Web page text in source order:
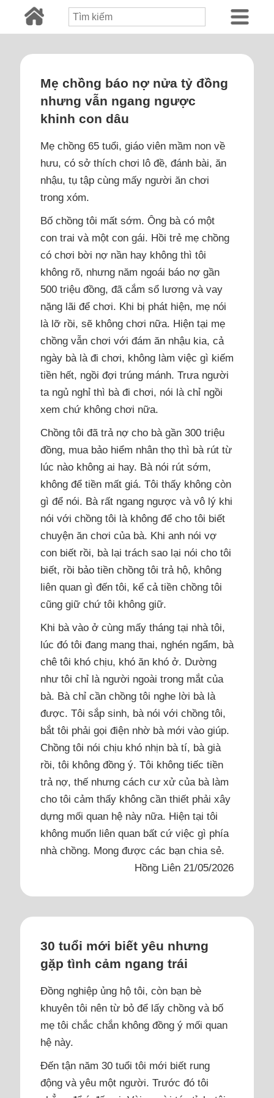
Mẹ chồng báo nợ nửa tỷ đồng
nhưng vẫn ngang ngược
khinh con dâu
Mẹ chồng 65 tuổi, giáo viên mầm non về
hưu, có sở thích chơi lô đề, đánh bài, ăn
nhậu, tụ tập cùng mấy người ăn chơi
trong xóm.
Bố chồng tôi mất sớm. Ông bà có một
con trai và một con gái. Hồi trẻ mẹ chồng
có chơi bời nợ nần hay không thì tôi
không rõ, nhưng năm ngoái báo nợ gần
500 triệu đồng, đã cắm sổ lương và vay
nặng lãi để chơi. Khi bị phát hiện, mẹ nói
là lỡ rồi, sẽ không chơi nữa. Hiện tại mẹ
chồng vẫn chơi với đám ăn nhậu kia, cả
ngày bà là đi chơi, không làm việc gì kiếm
tiền hết, ngồi đợi trúng mánh. Trưa người
ta ngủ nghỉ thì bà đi chơi, nói là chỉ ngồi
xem chứ không chơi nữa.
Chồng tôi đã trả nợ cho bà gần 300 triệu
đồng, mua bảo hiểm nhân thọ thì bà rút từ
lúc nào không ai hay. Bà nói rút sớm,
không để tiền mất giá. Tôi thấy không còn
gì để nói. Bà rất ngang ngược và vô lý khi
nói với chồng tôi là không để cho tôi biết
chuyện ăn chơi của bà. Khi anh nói vợ
con biết rồi, bà lại trách sao lại nói cho tôi
biết, rồi bảo tiền chồng tôi trả hộ, không
liên quan gì đến tôi, kể cả tiền chồng tôi
cũng giữ chứ tôi không giữ.
Khi bà vào ở cùng mấy tháng tại nhà tôi,
lúc đó tôi đang mang thai, nghén ngẩm, bà
chê tôi khó chịu, khó ăn khó ở. Dường
như tôi chỉ là người ngoài trong mắt của
bà. Bà chỉ cần chồng tôi nghe lời bà là
được. Tôi sắp sinh, bà nói với chồng tôi,
bắt tôi phải gọi điện nhờ bà mới vào giúp.
Chồng tôi nói chịu khó nhịn bà tí, bà già
rồi, tôi không đồng ý. Tôi không tiếc tiền
trả nợ, thế nhưng cách cư xử của bà làm
cho tôi cảm thấy không cần thiết phải xây
dựng mối quan hệ này nữa. Hiện tại tôi
không muốn liên quan bất cứ việc gì phía
nhà chồng. Mong được các bạn chia sẻ.
Hồng Liên 21/05/2026
30 tuổi mới biết yêu nhưng
gặp tình cảm ngang trái
Đồng nghiệp ủng hộ tôi, còn bạn bè
khuyên tôi nên từ bỏ để lấy chồng và bố
mẹ tôi chắc chắn không đồng ý mối quan
hệ này.
Đến tận năm 30 tuổi tôi mới biết rung
động và yêu một người. Trước đó tôi